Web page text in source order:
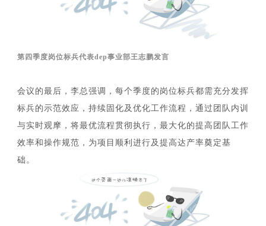
第四季度岗位标兵代表dep事业部王志鹏发言
会议的最后，李总强调，每个季度的岗位标兵都需充分发挥
标兵的示范效应，持续固化及优化工作流程，通过团队内训
与实时观摩，将最优流程贯彻执行，最大化的提高团队工作
效率和操作规范，为项目顺利进行及提高达产率奠定基
础。